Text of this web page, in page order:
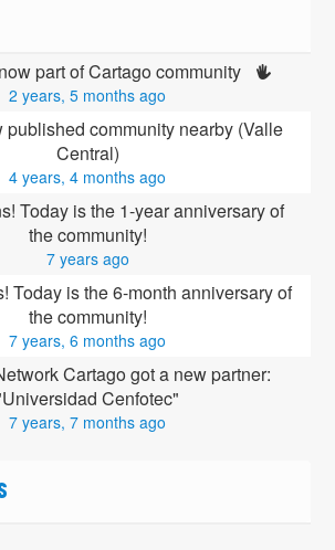
part of Cartago community
2 years, 5 months ago
published community nearby (Valle
Central)
4 years, 4 months ago
Today is the 1-year anniversary of
the community!
7 years ago
Today is the 6-month anniversary of
the community!
7 years, 6 months ago
Cartago got a new partner:
Cenfotec"
7 years, 7 months ago